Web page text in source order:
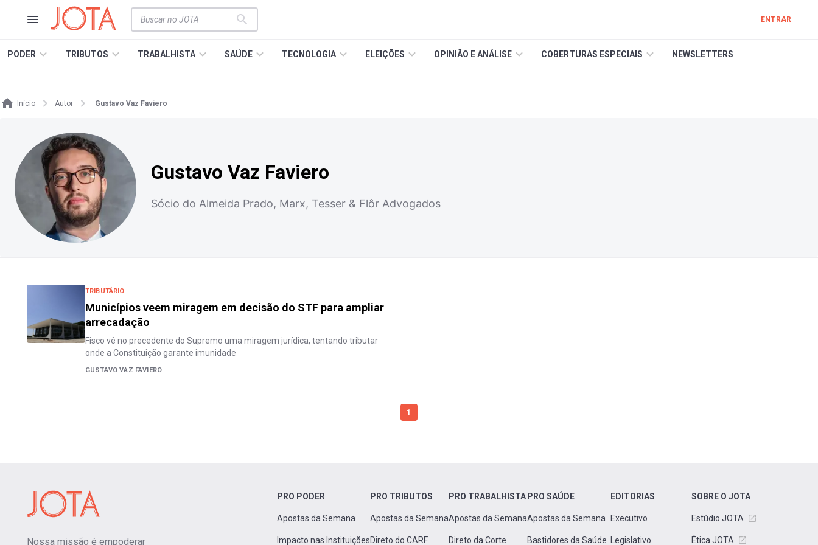
ENTRAR
PODER TRIBUTOS TRABALHISTA SAÚDE TECNOLOGIA ELEIÇÕES OPINIÃO E ANÁLISE COBERTURAS ESPECIAIS NEWSLETTERS
Início Autor Gustavo Vaz Faviero
Gustavo Vaz Faviero
Sócio do Almeida Prado, Marx, Tesser & Flôr Advogados
TRIBUTÁRIO
Municípios veem miragem em decisão do STF para ampliar
arrecadação
Fisco vê no precedente do Supremo uma miragem jurídica, tentando tributar
onde a Constituição garante imunidade
GUSTAVO VAZ FAVIERO
1
Nossa missão é empoderar
PRO PODER
Apostas da Semana
Impacto nas Instituições
PRO TRIBUTOS
Apostas da Semana
Direto do CARF
PRO TRABALHISTA
Apostas da Semana
Direto da Corte
PRO SAÚDE
Apostas da Semana
Bastidores da Saúde
EDITORIAS
Executivo
Legislativo
SOBRE O JOTA
Estúdio JOTA
Ética JOTA